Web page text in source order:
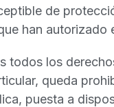
de
han autorizado
todos los
queda
puesta a